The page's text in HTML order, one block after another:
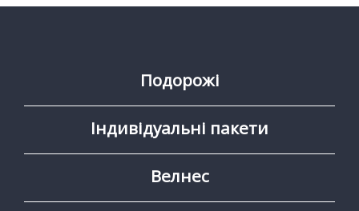
Подорожі
Індивідуальні пакети
Велнес